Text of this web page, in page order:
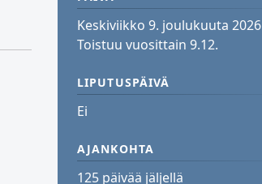
Keskiviikko 9. joulukuuta 2026
Toistuu vuosittain 9.12.
LIPUTUSPÄIVÄ
Ei
AJANKOHTA
125 päivää jäljellä